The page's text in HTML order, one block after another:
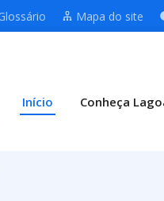
Mapa do site
Início Conheça